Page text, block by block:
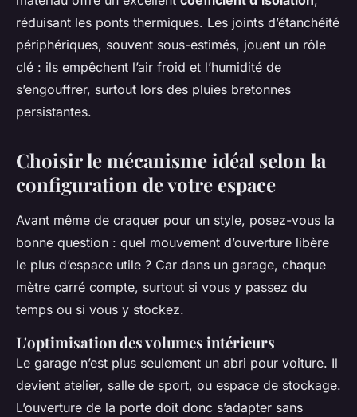
réduisant les ponts thermiques. Les joints d’étanchéité
périphériques, souvent sous-estimés, jouent un rôle
clé : ils empêchent l’air froid et l’humidité de
s’engouffrer, surtout lors des pluies bretonnes
persistantes.
Choisir le mécanisme idéal selon la
configuration de votre espace
Avant même de craquer pour un style, posez-vous la
bonne question : quel mouvement d’ouverture libère
le plus d’espace utile ? Car dans un garage, chaque
mètre carré compte, surtout si vous y passez du
temps ou si vous y stockez.
L'optimisation des volumes intérieurs
Le garage n’est plus seulement un abri pour voiture. Il
devient atelier, salle de sport, ou espace de stockage.
L’ouverture de la porte doit donc s’adapter sans